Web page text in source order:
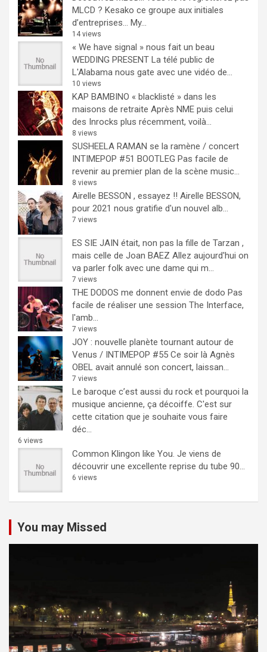
MLCD ? Kesako ce groupe aux initiales
d’entreprises… My...
14 views
« We have signal » nous fait un beau
WEDDING PRESENT La télé public de
L'Alabama nous gate avec une vidéo de...
10 views
KAP BAMBINO « blacklisté » dans les
maisons de retraite Après NME puis celui
des Inrocks plus récemment, voilà...
8 views
SUSHEELA RAMAN se la ramène / concert
INTIMEPOP #51 BOOTLEG Pas facile de
revenir au premier plan de la scène music...
8 views
Airelle BESSON , essayez !! Airelle BESSON,
pour 2021 nous gratifie d'un nouvel alb...
7 views
ES SIE JAIN était, non pas la fille de Tarzan ,
mais celle de Joan BAEZ Allez aujourd'hui on
va parler folk avec une dame qui m...
7 views
THE DODOS me donnent envie de dodo Pas
facile de réaliser une session The Interface,
l'amb...
7 views
JOY : nouvelle planète tournant autour de
Venus / INTIMEPOP #55 Ce soir là Agnès
OBEL avait annulé son concert, laissan...
7 views
Le baroque c’est aussi du rock et pourquoi la
musique ancienne, ça décoiffe. C'est sur
cette citation que je souhaite vous faire
déc...
6 views
Common Klingon like You. Je viens de
découvrir une excellente reprise du tube 90...
6 views
You may Missed